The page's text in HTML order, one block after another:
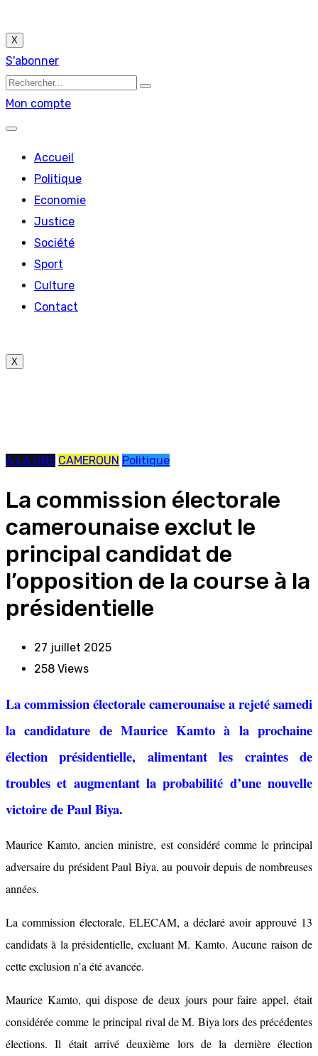
X
S'abonner
Mon compte
Accueil
Politique
Economie
Justice
Société
Sport
Culture
Contact
X
A LA UNE CAMEROUN Politique
La commission électorale
camerounaise exclut le
principal candidat de
l’opposition de la course à la
présidentielle
27 juillet 2025
258 Views
La commission électorale camerounaise a rejeté samedi
la candidature de Maurice Kamto à la prochaine
élection présidentielle, alimentant les craintes de
troubles et augmentant la probabilité d’une nouvelle
victoire de Paul Biya.
Maurice Kamto, ancien ministre, est considéré comme le principal
adversaire du président Paul Biya, au pouvoir depuis de nombreuses
années.
La commission électorale, ELECAM, a déclaré avoir approuvé 13
candidats à la présidentielle, excluant M. Kamto. Aucune raison de
cette exclusion n’a été avancée.
Maurice Kamto, qui dispose de deux jours pour faire appel, était
considérée comme le principal rival de M. Biya lors des précédentes
élections. Il était arrivé deuxième lors de la dernière élection